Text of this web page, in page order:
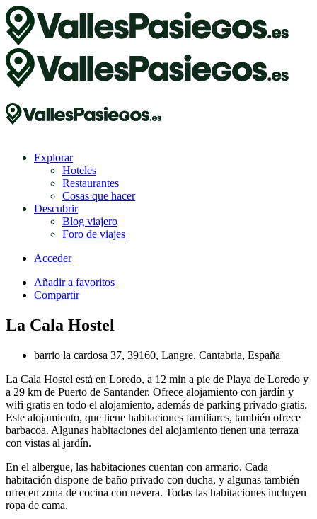
Explorar
Hoteles
Restaurantes
Cosas que hacer
Descubrir
Blog viajero
Foro de viajes
Acceder
Añadir a favoritos
Compartir
La Cala Hostel
barrio la cardosa 37, 39160, Langre, Cantabria, España
La Cala Hostel está en Loredo, a 12 min a pie de Playa de Loredo y
a 29 km de Puerto de Santander. Ofrece alojamiento con jardín y
wifi gratis en todo el alojamiento, además de parking privado gratis.
Este alojamiento, que tiene habitaciones familiares, también ofrece
barbacoa. Algunas habitaciones del alojamiento tienen una terraza
con vistas al jardín.
En el albergue, las habitaciones cuentan con armario. Cada
habitación dispone de baño privado con ducha, y algunas también
ofrecen zona de cocina con nevera. Todas las habitaciones incluyen
ropa de cama.